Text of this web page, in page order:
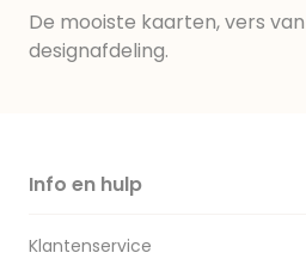
De mooiste kaarten, vers
designafdeling.
Info en hulp
Klantenservice